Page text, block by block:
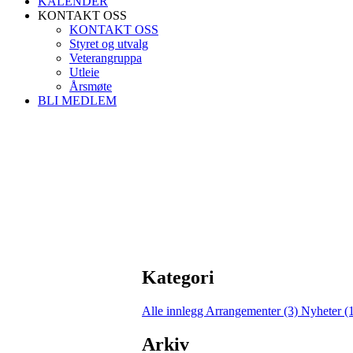
KONTAKT OSS
KONTAKT OSS
Styret og utvalg
Veterangruppa
Utleie
Årsmøte
BLI MEDLEM
Kategori
Alle innlegg Arrangementer (3) Nyheter
Arkiv